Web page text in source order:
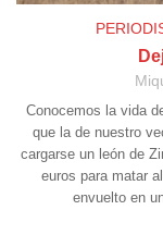
Conocemos la vida
que la de nuestro
cargarse un león de
euros para matar
envuelto en